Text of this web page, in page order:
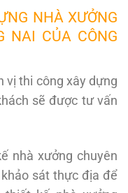
NHÀ XƯỞNG
NAI CỦA CÔNG
vị thi công xây dựng
sẽ được tư vấn
nhà xưởng chuyên
sát thực địa để